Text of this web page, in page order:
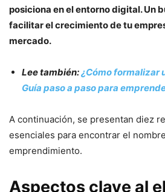
posiciona en el entorno digital. Un
facilitar el crecimiento de tu
mercado.
Lee también:¿Cómo formalizar
Guía paso a paso para
A continuación, se presentan diez
esenciales para encontrar el
emprendimiento.
Aspectos clave al